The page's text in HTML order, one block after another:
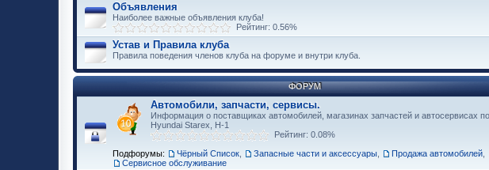
Объявления
Наиболее важные объявления клуба!
Рейтинг: 0.56%
Устав и Правила клуба
Правила поведения членов клуба на форуме и внутри клуба.
ФОРУМ
Автомобили, запчасти, сервисы.
Информация о поставщиках автомобилей, магазинах запчастей и автосервисах
Hyundai Starex, H-1
Рейтинг: 0.08%
Подфорумы:
Чёрный Список Запасные части и аксессуары Продажа автомобилей
Сервисное обслуживание